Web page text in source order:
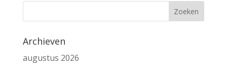
Archieven
augustus 2026